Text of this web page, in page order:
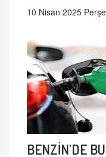
10 Nisan 2025
BENZİN'DE